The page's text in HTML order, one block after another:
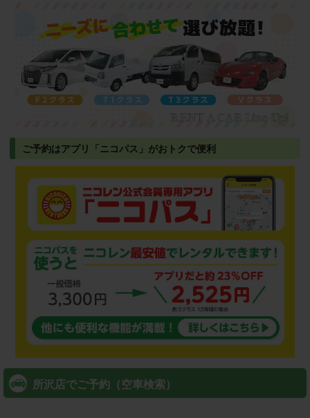
ご予約はアプリ「ニコパス」がおトクで便利
所沢店でご予約（空車検索）